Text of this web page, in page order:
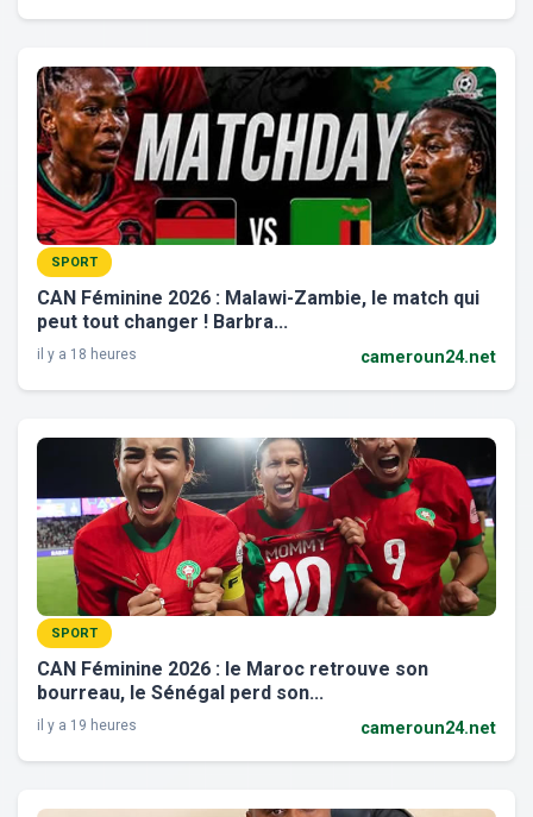
SPORT
CAN Féminine 2026 : Malawi-Zambie, le match qui
peut tout changer ! Barbra...
il y a 18 heures cameroun24.net
SPORT
CAN Féminine 2026 : le Maroc retrouve son
bourreau, le Sénégal perd son...
il y a 19 heures cameroun24.net